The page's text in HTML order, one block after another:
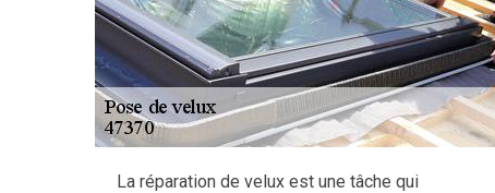
La réparation de velux est une tâche qui